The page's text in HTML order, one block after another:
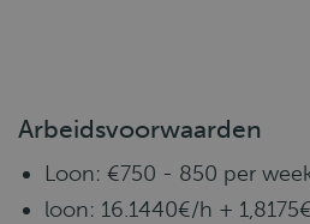
Arbeidsvoorwaarden
Loon: €750 - 850 per
loon: 16.1440€/h +